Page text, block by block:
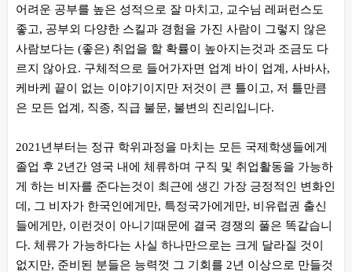
어려운 공부를 높은 성적으로 잘 마치고, 교수님 레퍼런스도
좋고, 공부외 다양한 스킬과 경험을 가진 사람이 그렇지 않은
사람보다는 (좋은) 취업을 할 확률이 높아지는것과 조금도 다
르지 않아요. 구체적으로 들어가자면 업계 바이 업계, 사바사,
케바케 끝이 없는 이야기이지만 저것이 큰 틀이고, 저 틀만큼
은 모든 업계, 직종, 직급 불문, 불변의 진리입니다.
2021년부터는 정규 학위과정을 마치는 모든 국제학생들에게
졸업 후 2년간 영국 내에 체류하며 구직 및 취업활동을 가능하
게 하는 비자를 준다는것이 최근에 생긴 가장 긍정적인 변화인
데, 그 비자가 한국인에게만, 특정국가에게만, 비유럽권 출신
들에게만, 이런것이 아니기때문에 결국 경쟁의 풀은 똑같습니
다. 체류가 가능하다는 사실 하나만으로는 크게 달라질 것이
없지만, 준비된 분들은 능력껏 그 기회를 2년 이상으로 만들것